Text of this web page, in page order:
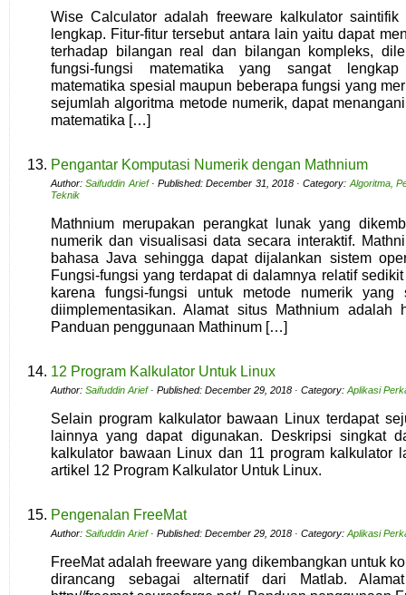
Wise Calculator adalah freeware kalkulator
lengkap. Fitur-fitur tersebut antara lain yaitu dapat
terhadap bilangan real dan bilangan kompleks,
fungsi-fungsi matematika yang sangat lengkap
matematika spesial maupun beberapa fungsi yang
sejumlah algoritma metode numerik, dapat
matematika […]
Pengantar Komputasi Numerik dengan Mathnium
Author:Saifuddin Arief· Published: December 31, 2018 · Category: Algoritma,
Teknik
Mathnium merupakan perangkat lunak yang
numerik dan visualisasi data secara interaktif.
bahasa Java sehingga dapat dijalankan sistem
Fungsi-fungsi yang terdapat di dalamnya relatif
karena fungsi-fungsi untuk metode numerik yang
diimplementasikan. Alamat situs Mathnium adalah
Panduan penggunaan Mathinum […]
12 Program Kalkulator Untuk Linux
Author: Saifuddin Arief· Published: December 29, 2018 · Category: Aplikasi
Selain program kalkulator bawaan Linux terdapat
lainnya yang dapat digunakan. Deskripsi singkat
kalkulator bawaan Linux dan 11 program kalkulator
artikel 12 Program Kalkulator Untuk Linux.
Pengenalan FreeMat
Author: Saifuddin Arief· Published: December 29, 2018 · Category: Aplikasi
FreeMat adalah freeware yang dikembangkan untuk
dirancang sebagai alternatif dari Matlab.